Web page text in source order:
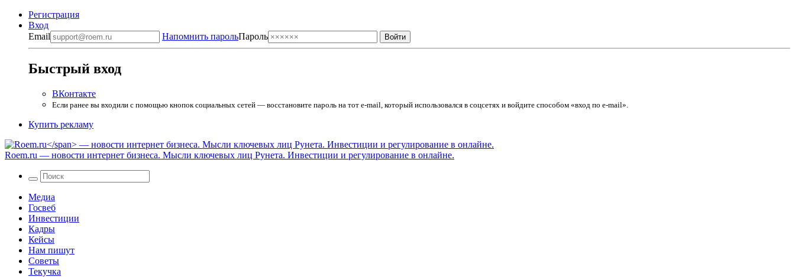
Регистрация
Вход
Email
Напомнить парольПароль
Быстрый вход
ВКонтакте
Если ранее вы входили с помощью кнопок социальных сетей — восстановите пароль на тот e-mail, который использовался в соцсетях и войдите способом «вход по e-mail».
Купить рекламу
Roem.ru — новости интернет бизнеса. Мысли ключевых лиц Рунета. Инвестиции и регулирование в онлайне.
Медиа
Госвеб
Инвестиции
Кадры
Кейсы
Нам пишут
Советы
Текучка